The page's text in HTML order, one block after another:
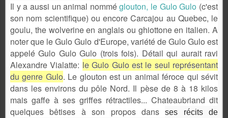
Il y a aussi un animal nomméglouton, le Gulo Gulo (c'est
son nom scientifique) ou encore Carcajou au Quebec, le
goulu, the wolverine en anglais ou ghiottone en italien. A
noter que le Gulo Gulo d'Europe, variété de Gulo Gulo est
appelé Gulo Gulo Gulo (trois fois). Détail qui aurait ravi
Alexandre Vialatte: le Gulo Gulo est le seul représentant
du genre Gulo. Le glouton est un animal féroce qui sévit
dans les environs du pôle Nord. Il pèse de 8 à 18 kilos
mais gaffe à ses griffes rétractiles... Chateaubriand dit
quelques bêtises à son propos dansses récits de